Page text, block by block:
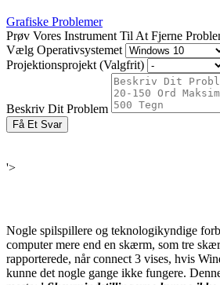
Grafiske Problemer
Prøv Vores Instrument Til At Fjerne
Vælg Operativsystemet
Projektionsprojekt (Valgfrit)
Beskriv Dit Problem
Få Et Svar
'>
Nogle spilspillere og teknologikyndige
computer mere end en skærm, som tre
rapporterede, når connect 3 vises, hvis
kunne det nogle gange ikke fungere.